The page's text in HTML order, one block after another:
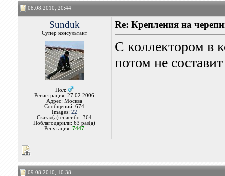
08.08.2010, 20:44
Sunduk
Супер консультант
Пол:
Регистрация: 27.02.2006
Адрес: Москва
Сообщений: 674
Images: 22
Сказал(а) спасибо: 364
Поблагодарили: 63 раз(а)
Репутация:7447
Re: Крепления на
С коллектором в
потом не
09.08.2010, 10:38